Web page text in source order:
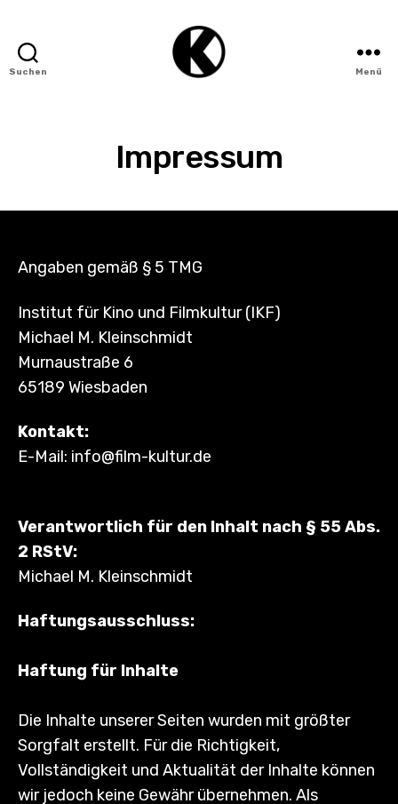
Suchen
Filmkultur
Menü
Impressum
Angaben gemäß § 5 TMG
Institut für Kino und Filmkultur (IKF)
Michael M. Kleinschmidt
Murnaustraße 6
65189 Wiesbaden
Kontakt:
E-Mail: info@film-kultur.de
Verantwortlich für den Inhalt nach § 55 Abs.
2 RStV:
Michael M. Kleinschmidt
Haftungsausschluss:
Haftung für Inhalte
Die Inhalte unserer Seiten wurden mit größter
Sorgfalt erstellt. Für die Richtigkeit,
Vollständigkeit und Aktualität der Inhalte können
wir jedoch keine Gewähr übernehmen. Als